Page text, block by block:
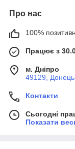
Про нас
100%
Працює з
м. Дніпро
49129,
Контакти
Сьогодні
Показати